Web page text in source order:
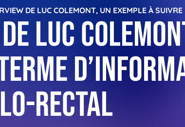
DE LUC COLEMONT, UN EXEMPLE À
Luc
rectal